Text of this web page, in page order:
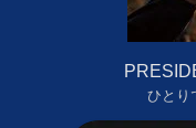
ひとり